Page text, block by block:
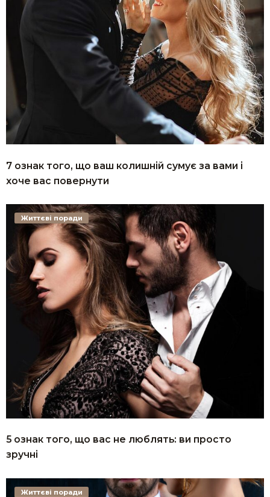
7 ознак того, що ваш колишній сумує за вами і
хоче вас повернути
5 ознак того, що вас не люблять: ви просто
зручні
Життєві поради
Життєві поради